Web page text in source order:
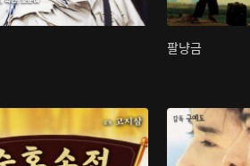
팔냥금